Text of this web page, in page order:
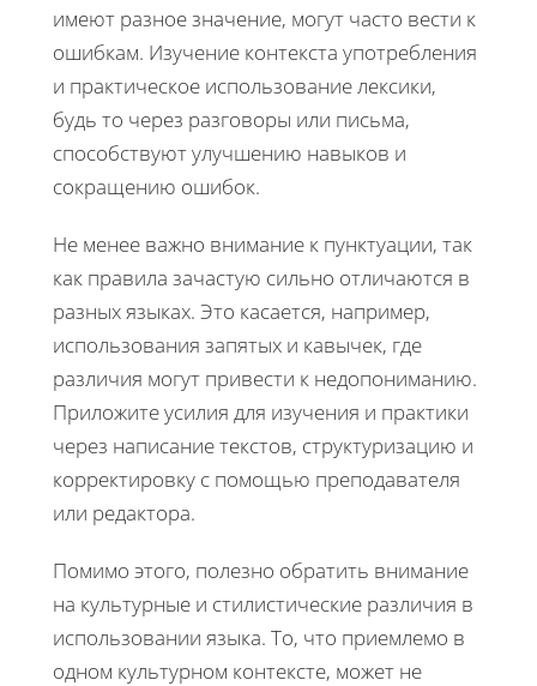
имеют разное значение, могут часто вести к
ошибкам. Изучение контекста употребления
и практическое использование лексики,
будь то через разговоры или письма,
способствуют улучшению навыков и
сокращению ошибок.
Не менее важно внимание к пунктуации, так
как правила зачастую сильно отличаются в
разных языках. Это касается, например,
использования запятых и кавычек, где
различия могут привести к недопониманию.
Приложите усилия для изучения и практики
через написание текстов, структуризацию и
корректировку с помощью преподавателя
или редактора.
Помимо этого, полезно обратить внимание
на культурные и стилистические различия в
использовании языка. То, что приемлемо в
одном культурном контексте, может не